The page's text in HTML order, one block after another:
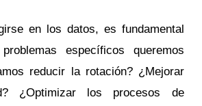
en los datos, es fundamental
específicos queremos
reducir la rotación? ¿Mejorar
¿Optimizar los procesos de